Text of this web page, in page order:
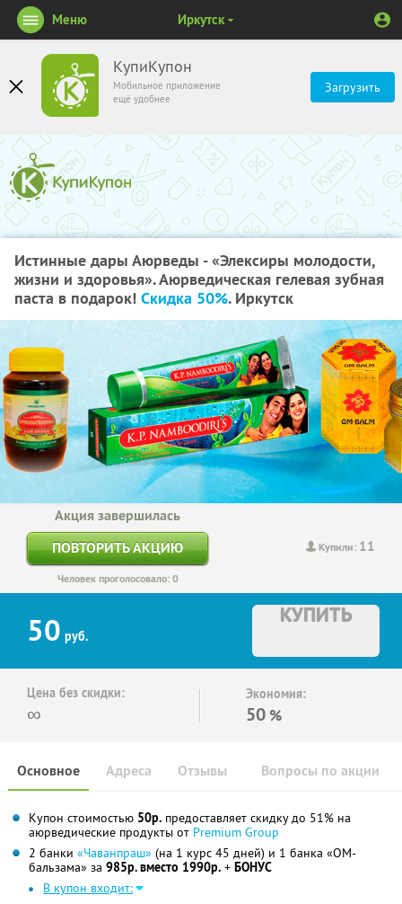
КупиКупон
Мобильное приложение
ещё удобнее
Загрузить
Меню Иркутск
Истинные дары Аюрведы - «Элексиры молодости,
жизни и здоровья». Аюрведическая гелевая зубная
паста в подарок! Скидка 50%. Иркутск
Купили: 11
Акция завершилась
ПОВТОРИТЬ АКЦИЮ
Человек проголосовало: 0
50 руб.
КУПИТЬ
Цена без скидки:
∞
Экономия:
50 %
Основное Отзывы Вопросы по акции
Адреса
Купон стоимостью 50р. предоставляет скидку до 51% на
аюрведические продукты от Premium Group
2 банки «Чаванпраш» (на 1 курс 45 дней) и 1 банка «ОМ-
бальзама» за 985р. вместо 1990р. + БОНУС
В купон входит: